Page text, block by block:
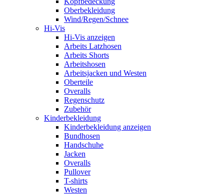
Oberbekleidung
Wind/Regen/Schnee
Hi-Vis
Hi-Vis anzeigen
Arbeits Latzhosen
Arbeits Shorts
Arbeitshosen
Arbeitsjacken und Westen
Oberteile
Overalls
Regenschutz
Zubehör
Kinderbekleidung
Kinderbekleidung anzeigen
Bundhosen
Handschuhe
Jacken
Overalls
Pullover
T-shirts
Westen